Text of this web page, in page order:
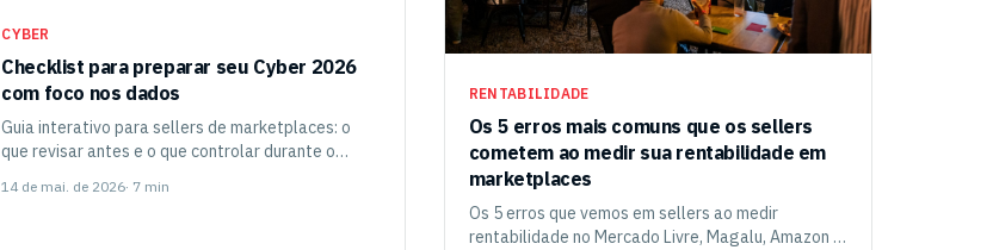
CYBER
Checklist para preparar seu Cyber 2026
com foco nos dados
Guia interativo para sellers de marketplaces: o
que revisar antes e o que controlar durante o
lucro negativo.
14 de mai. de 2026· 7 min
RENTABILIDADE
Os 5 erros mais comuns que os sellers
cometem ao medir sua rentabilidade em
marketplaces
Os 5 erros que vemos em sellers ao medir
rentabilidade no Mercado Livre, Magalu, Amazon e